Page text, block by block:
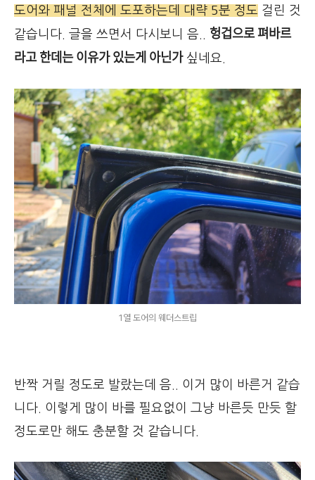
도어와 패널 전체에 도포하는데 대략 5분 정도 걸린 것
같습니다. 글을 쓰면서 다시보니 음.. 헝겁으로 펴바르
라고 한데는 이유가 있는게 아닌가싶네요.
1열 도어의 웨더스트립
반짝 거릴 정도로 발랐는데 음.. 이거 많이 바른거 같습
니다. 이렇게 많이 바를 필요없이 그냥 바른듯 만듯 할
정도로만 해도 충분할 것 같습니다.